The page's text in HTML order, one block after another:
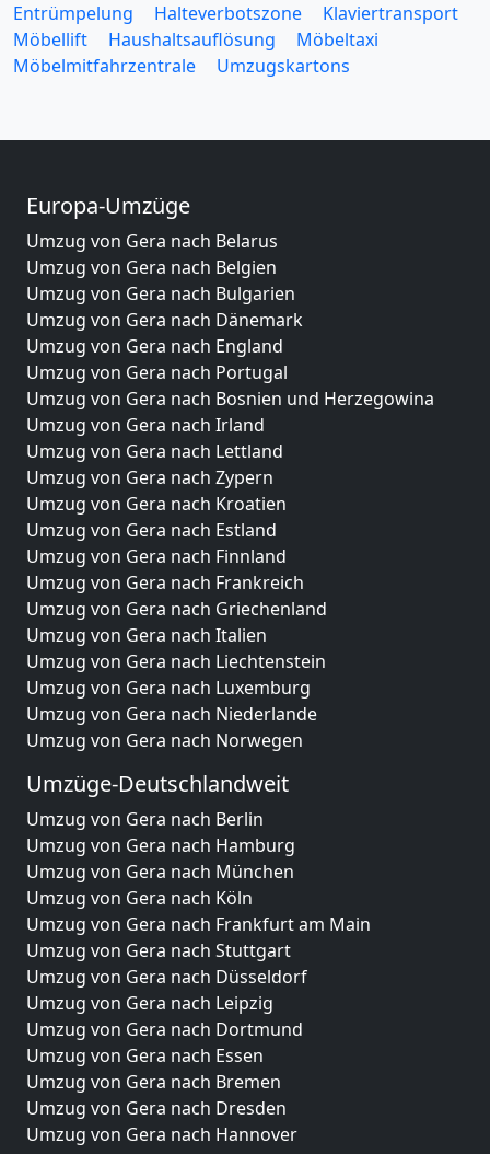
Entrümpelung
Halteverbotszone
Klaviertransport
Möbellift
Haushaltsauflösung
Möbeltaxi
Möbelmitfahrzentrale
Umzugskartons
Europa-Umzüge
Umzug von Gera nach Belarus
Umzug von Gera nach Belgien
Umzug von Gera nach Bulgarien
Umzug von Gera nach Dänemark
Umzug von Gera nach England
Umzug von Gera nach Portugal
Umzug von Gera nach Bosnien und Herzegowina
Umzug von Gera nach Irland
Umzug von Gera nach Lettland
Umzug von Gera nach Zypern
Umzug von Gera nach Kroatien
Umzug von Gera nach Estland
Umzug von Gera nach Finnland
Umzug von Gera nach Frankreich
Umzug von Gera nach Griechenland
Umzug von Gera nach Italien
Umzug von Gera nach Liechtenstein
Umzug von Gera nach Luxemburg
Umzug von Gera nach Niederlande
Umzug von Gera nach Norwegen
Umzüge-Deutschlandweit
Umzug von Gera nach Berlin
Umzug von Gera nach Hamburg
Umzug von Gera nach München
Umzug von Gera nach Köln
Umzug von Gera nach Frankfurt am Main
Umzug von Gera nach Stuttgart
Umzug von Gera nach Düsseldorf
Umzug von Gera nach Leipzig
Umzug von Gera nach Dortmund
Umzug von Gera nach Essen
Umzug von Gera nach Bremen
Umzug von Gera nach Dresden
Umzug von Gera nach Hannover